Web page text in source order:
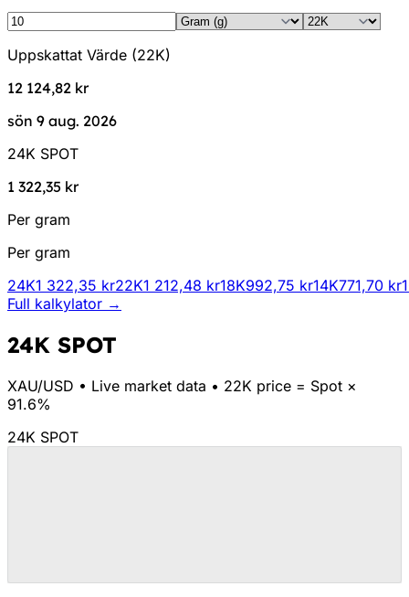
Uppskattat Värde (22K)
12 124,82 kr
sön 9 aug. 2026
24K SPOT
1 322,35 kr
Per gram
Per gram
24K1 322,35 kr22K1 212,48 kr18K992,75 kr14K771,70 kr
Full kalkylator →
24K SPOT
XAU/USD • Live market data • 22K price = Spot ×
91.6%
24K SPOT